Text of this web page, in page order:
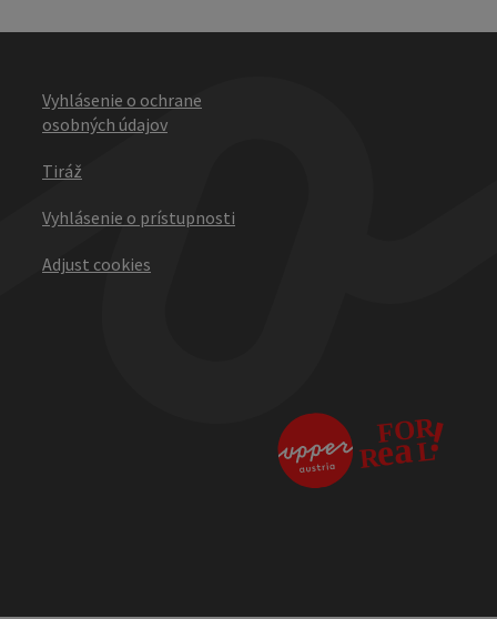
Vyhlásenie o ochrane
osobných údajov
Tiráž
Vyhlásenie o prístupnosti
Adjust cookies